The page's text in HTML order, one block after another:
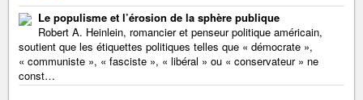
Le populisme et l’érosion de la sphère publique
Robert A. Heinlein, romancier et penseur politique américain,
soutient que les étiquettes politiques telles que « démocrate »,
« communiste », « fasciste », « libéral » ou « conservateur » ne
const…